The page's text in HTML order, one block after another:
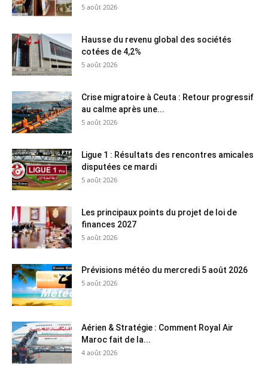
5 août 2026
Hausse du revenu global des sociétés
cotées de 4,2%
5 août 2026
Crise migratoire à Ceuta : Retour progressif
au calme après une...
5 août 2026
Ligue 1 : Résultats des rencontres amicales
disputées ce mardi
5 août 2026
Les principaux points du projet de loi de
finances 2027
5 août 2026
Prévisions météo du mercredi 5 août 2026
5 août 2026
Aérien & Stratégie : Comment Royal Air
Maroc fait de la...
4 août 2026